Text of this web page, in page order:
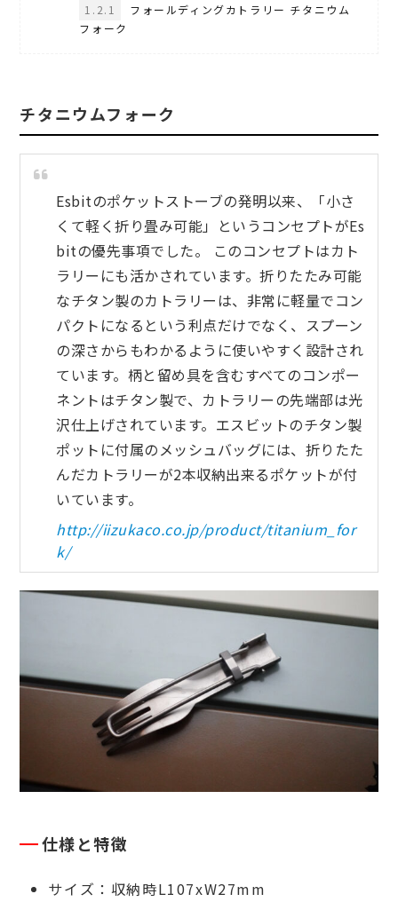
1.2.1
フォールディングカトラリー チタニウム
フォーク
チタニウムフォーク
Esbitのポケットストーブの発明以来、「小さ
くて軽く折り畳み可能」というコンセプトがEs
bitの優先事項でした。 このコンセプトはカト
ラリーにも活かされています。折りたたみ可能
なチタン製のカトラリーは、非常に軽量でコン
パクトになるという利点だけでなく、スプーン
の深さからもわかるように使いやすく設計され
ています。柄と留め具を含むすべてのコンポー
ネントはチタン製で、カトラリーの先端部は光
沢仕上げされています。エスビットのチタン製
ポットに付属のメッシュバッグには、折りたた
んだカトラリーが2本収納出来るポケットが付
いています。
http://iizukaco.co.jp/product/titanium_for
k/
仕様と特徴
サイズ：収納時L107xW27mm